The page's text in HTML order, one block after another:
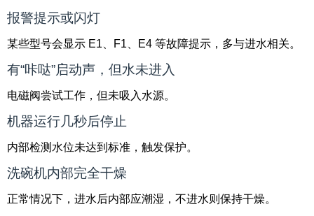
报警提示或闪灯
某些型号会显示 E1、F1、E4 等故障提示，多与进水相关。
有“咔哒”启动声，但水未进入
电磁阀尝试工作，但未吸入水源。
机器运行几秒后停止
内部检测水位未达到标准，触发保护。
洗碗机内部完全干燥
正常情况下，进水后内部应潮湿，不进水则保持干燥。